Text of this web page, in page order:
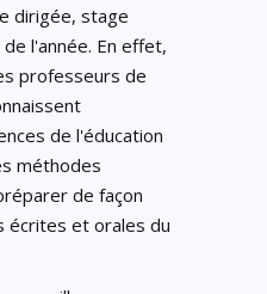
dirigée, stage
l'année. En effet,
professeurs de
de l'éducation
méthodes
de façon
écrites et orales du